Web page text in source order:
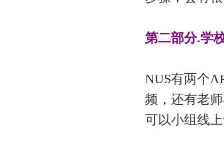
第二部分.学
NUS有两个
频，还有老
可以小组线